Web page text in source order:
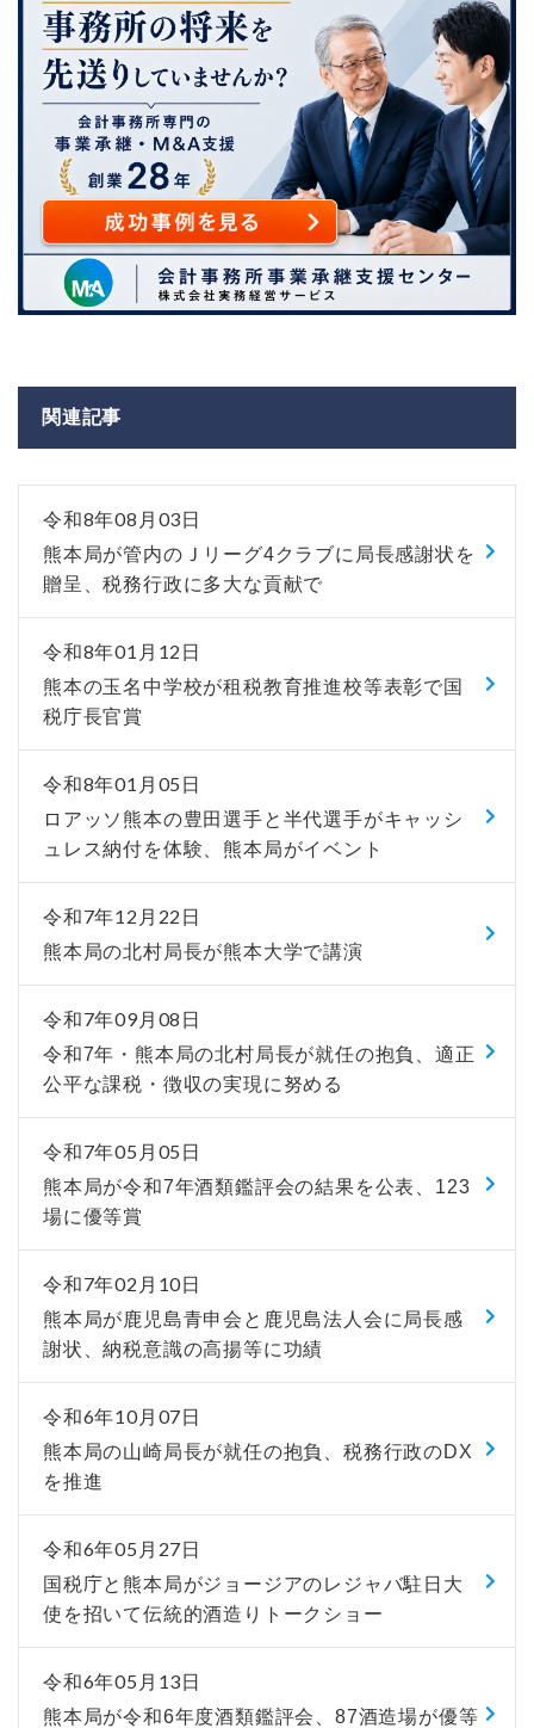
関連記事
令和8年08月03日
熊本局が管内のＪリーグ4クラブに局長感謝状を
贈呈、税務行政に多大な貢献で
令和8年01月12日
熊本の玉名中学校が租税教育推進校等表彰で国
税庁長官賞
令和8年01月05日
ロアッソ熊本の豊田選手と半代選手がキャッシ
ュレス納付を体験、熊本局がイベント
令和7年12月22日
熊本局の北村局長が熊本大学で講演
令和7年09月08日
令和7年・熊本局の北村局長が就任の抱負、適正
公平な課税・徴収の実現に努める
令和7年05月05日
熊本局が令和7年酒類鑑評会の結果を公表、123
場に優等賞
令和7年02月10日
熊本局が鹿児島青申会と鹿児島法人会に局長感
謝状、納税意識の高揚等に功績
令和6年10月07日
熊本局の山崎局長が就任の抱負、税務行政のDX
を推進
令和6年05月27日
国税庁と熊本局がジョージアのレジャバ駐日大
使を招いて伝統的酒造りトークショー
令和6年05月13日
熊本局が令和6年度酒類鑑評会、87酒造場が優等